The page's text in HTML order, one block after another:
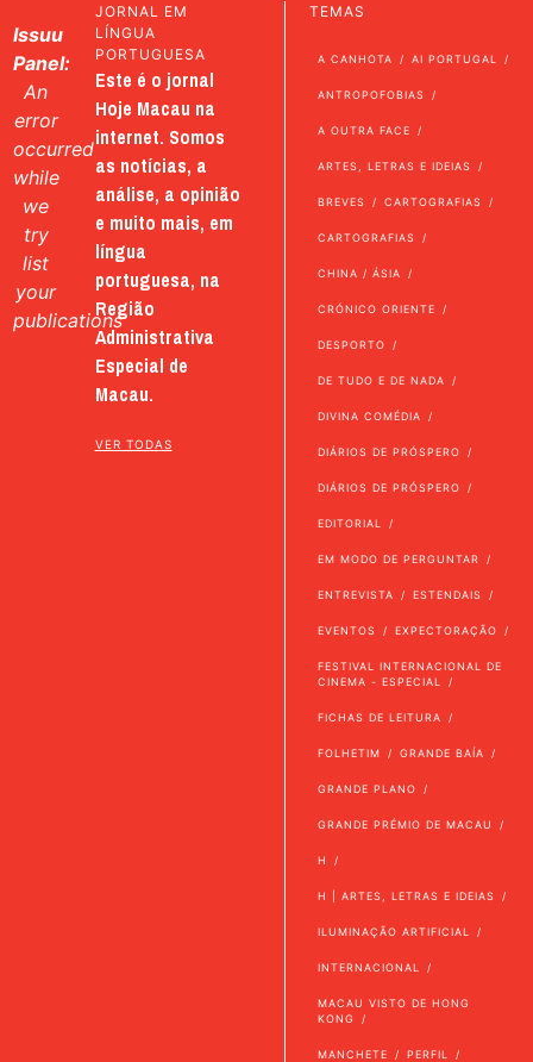
Issuu
Panel:
An
error
occurred
while
we
try
list
your
publications
JORNAL EM
LÍNGUA
PORTUGUESA
Este é o jornal
Hoje Macau na
internet. Somos
as notícias, a
análise, a opinião
e muito mais, em
língua
portuguesa, na
Região
Administrativa
Especial de
Macau.
VER TODAS
TEMAS
A CANHOTA AI PORTUGAL
ANTROPOFOBIAS
A OUTRA FACE
ARTES, LETRAS E IDEIAS
BREVES CARTOGRAFIAS
CARTOGRAFIAS
CHINA / ÁSIA
CRÓNICO ORIENTE
DESPORTO
DE TUDO E DE NADA
DIVINA COMÉDIA
DIÁRIOS DE PRÓSPERO
DIÁRIOS DE PRÓSPERO
EDITORIAL
EM MODO DE PERGUNTAR
ENTREVISTA ESTENDAIS
EVENTOS EXPECTORAÇÃO
FESTIVAL INTERNACIONAL DE
CINEMA - ESPECIAL
FICHAS DE LEITURA
FOLHETIM GRANDE BAÍA
GRANDE PLANO
GRANDE PRÉMIO DE MACAU
H
H | ARTES, LETRAS E IDEIAS
ILUMINAÇÃO ARTIFICIAL
INTERNACIONAL
MACAU VISTO DE HONG
KONG
MANCHETE PERFIL